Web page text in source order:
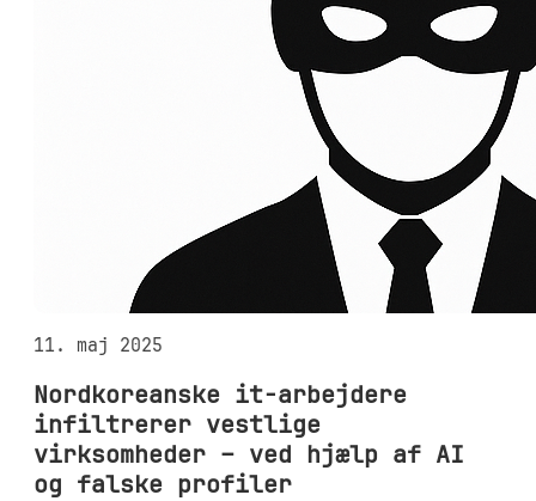
11. maj 2025
Nordkoreanske it-arbejdere
infiltrerer vestlige
virksomheder – ved hjælp af AI
og falske profiler